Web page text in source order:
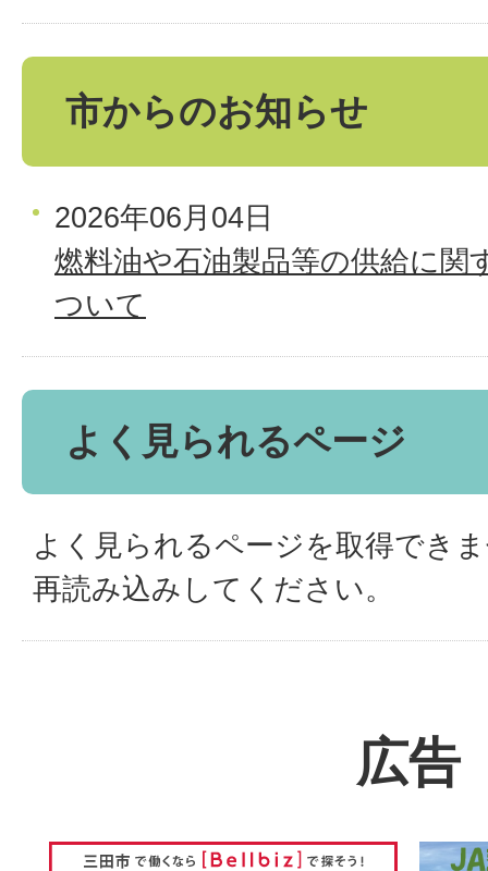
市からのお知らせ
2026年06月04日
燃料油や石油製品等の供給に関
ついて
よく見られるページ
よく見られるページを取得でき
再読み込みしてください。
広告